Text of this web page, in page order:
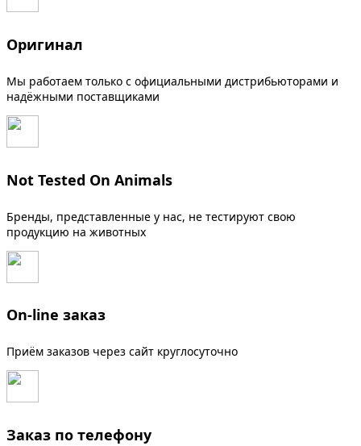
Оригинал
Мы работаем только с официальными дистрибьюторами и
надёжными поставщиками
Not Tested On Animals
Бренды, представленные у нас, не тестируют свою
продукцию на животных
On-line заказ
Приём заказов через сайт круглосуточно
Заказ по телефону